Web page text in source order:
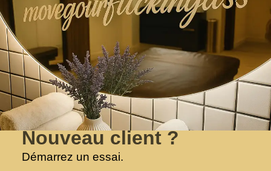
Nouveau client ?
Démarrez un essai.
STAY IN TOUCH
L’entrainement
Les tarifs
Smoothies
News
Coach, on recrute !
Nous contacter